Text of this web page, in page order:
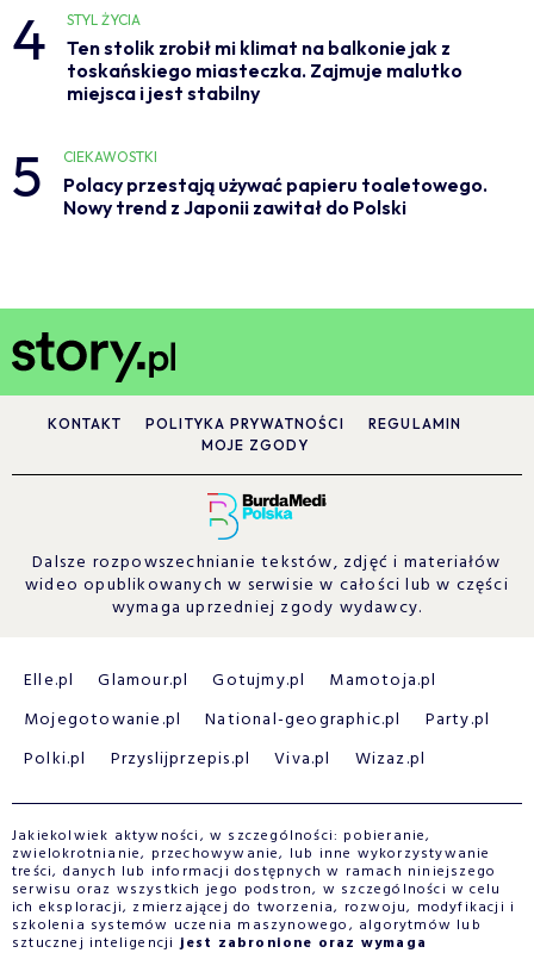
4 STYL ŻYCIA
Ten stolik zrobił mi klimat na balkonie jak z
toskańskiego miasteczka. Zajmuje malutko
miejsca i jest stabilny
5 CIEKAWOSTKI
Polacy przestają używać papieru toaletowego.
Nowy trend z Japonii zawitał do Polski
KONTAKT POLITYKA PRYWATNOŚCI
REGULAMIN
MOJE ZGODY
Dalsze rozpowszechnianie tekstów, zdjęć i materiałów
wideo opublikowanych w serwisie w całości lub w części
wymaga uprzedniej zgody wydawcy.
Elle.pl Glamour.pl Gotujmy.pl
Mamotoja.pl
Mojegotowanie.pl
National-geographic.pl
Party.pl
Polki.pl
Przyslijprzepis.pl Viva.pl Wizaz.pl
Jakiekolwiek aktywności, w szczególności: pobieranie,
zwielokrotnianie, przechowywanie, lub inne wykorzystywanie
treści, danych lub informacji dostępnych w ramach niniejszego
serwisu oraz wszystkich jego podstron, w szczególności w celu
ich eksploracji, zmierzającej do tworzenia, rozwoju, modyfikacji i
szkolenia systemów uczenia maszynowego, algorytmów lub
sztucznej inteligencjijest zabronione oraz wymaga